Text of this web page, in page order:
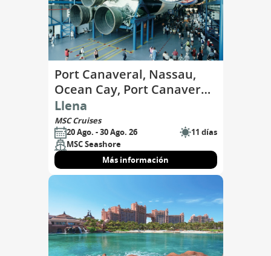
Port Canaveral, Nassau,
Ocean Cay, Port Canaveral,
Nassau, Cozumel, Costa
Maya, Ocean Cay, Port
Canaveral
Llena
MSC Cruises
20 Ago. - 30 Ago. 26
11 días
MSC Seashore
Más información